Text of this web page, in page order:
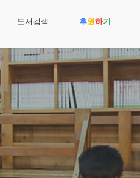
도서검색 후 원하 기